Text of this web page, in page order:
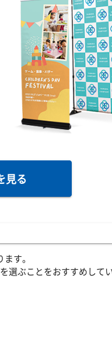
見る
す。
選ぶことをおすすめしてい